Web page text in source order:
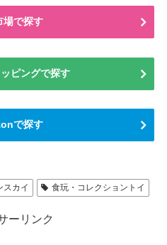
場で探す
ピングで探す
で探す
スカイ 食玩・コレクショントイ
ーリンク